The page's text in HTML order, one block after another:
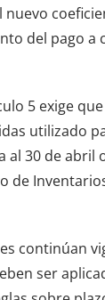
nuevo
del pago a
5 exige
utilizado
al 30 de abril
de
continúan
ser